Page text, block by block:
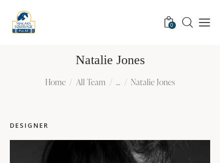
0
Natalie Jones
Home All Team ... Natalie Jones
DESIGNER